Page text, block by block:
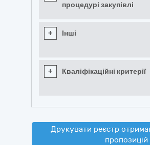
процедурі закупівлі
+ Інші
+ Кваліфікаційні критерії
Друкувати реєстр
пропозицій